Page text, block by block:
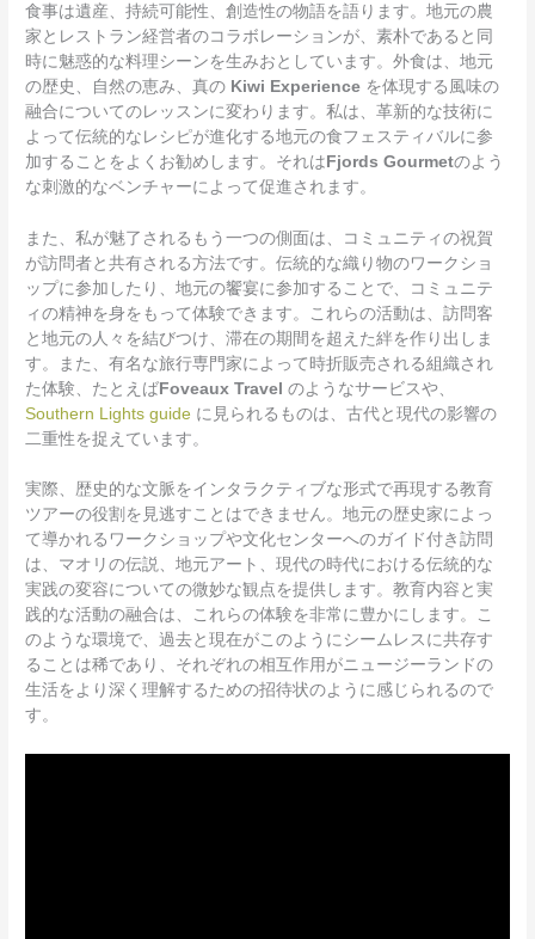
食事は遺産、持続可能性、創造性の物語を語ります。地元の農
家とレストラン経営者のコラボレーションが、素朴であると同
時に魅惑的な料理シーンを生みおとしています。外食は、地元
の歴史、自然の恵み、真の Kiwi Experience を体現する風味の
融合についてのレッスンに変わります。私は、革新的な技術に
よって伝統的なレシピが進化する地元の食フェスティバルに参
加することをよくお勧めします。それはFjords Gourmetのよう
な刺激的なベンチャーによって促進されます。
また、私が魅了されるもう一つの側面は、コミュニティの祝賀
が訪問者と共有される方法です。伝統的な織り物のワークショ
ップに参加したり、地元の饗宴に参加することで、コミュニテ
ィの精神を身をもって体験できます。これらの活動は、訪問客
と地元の人々を結びつけ、滞在の期間を超えた絆を作り出しま
す。また、有名な旅行専門家によって時折販売される組織され
た体験、たとえばFoveaux Travel のようなサービスや、
Southern Lights guide に見られるものは、古代と現代の影響の
二重性を捉えています。
実際、歴史的な文脈をインタラクティブな形式で再現する教育
ツアーの役割を見逃すことはできません。地元の歴史家によっ
て導かれるワークショップや文化センターへのガイド付き訪問
は、マオリの伝説、地元アート、現代の時代における伝統的な
実践の変容についての微妙な観点を提供します。教育内容と実
践的な活動の融合は、これらの体験を非常に豊かにします。こ
のような環境で、過去と現在がこのようにシームレスに共存す
ることは稀であり、それぞれの相互作用がニュージーランドの
生活をより深く理解するための招待状のように感じられるので
す。